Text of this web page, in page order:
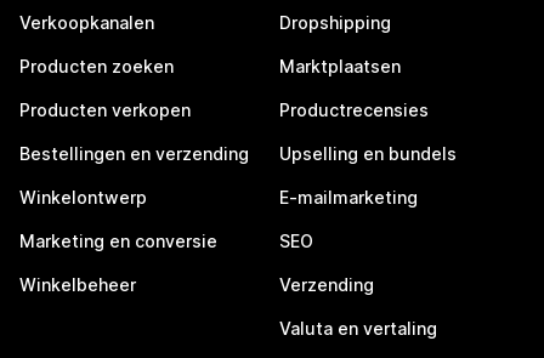
Verkoopkanalen
Producten zoeken
Producten verkopen
Bestellingen en verzending
Winkelontwerp
Marketing en conversie
Winkelbeheer
Dropshipping
Marktplaatsen
Productrecensies
Upselling en bundels
E-mailmarketing
SEO
Verzending
Valuta en vertaling